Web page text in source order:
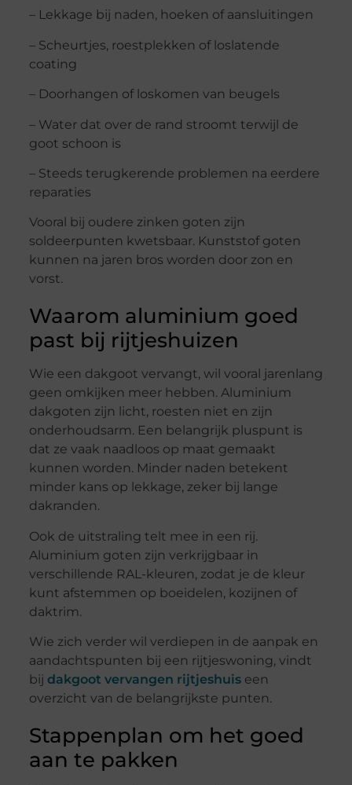
– Lekkage bij naden, hoeken of aansluitingen
– Scheurtjes, roestplekken of loslatende
coating
– Doorhangen of loskomen van beugels
– Water dat over de rand stroomt terwijl de
goot schoon is
– Steeds terugkerende problemen na eerdere
reparaties
Vooral bij oudere zinken goten zijn
soldeerpunten kwetsbaar. Kunststof goten
kunnen na jaren bros worden door zon en
vorst.
Waarom aluminium goed
past bij rijtjeshuizen
Wie een dakgoot vervangt, wil vooral jarenlang
geen omkijken meer hebben. Aluminium
dakgoten zijn licht, roesten niet en zijn
onderhoudsarm. Een belangrijk pluspunt is
dat ze vaak naadloos op maat gemaakt
kunnen worden. Minder naden betekent
minder kans op lekkage, zeker bij lange
dakranden.
Ook de uitstraling telt mee in een rij.
Aluminium goten zijn verkrijgbaar in
verschillende RAL-kleuren, zodat je de kleur
kunt afstemmen op boeidelen, kozijnen of
daktrim.
Wie zich verder wil verdiepen in de aanpak en
aandachtspunten bij een rijtjeswoning, vindt
bij dakgoot vervangen rijtjeshuiseen
overzicht van de belangrijkste punten.
Stappenplan om het goed
aan te pakken